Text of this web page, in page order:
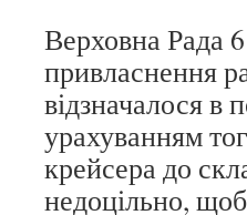
Верховна Рада
привласнення
відзначалося в
урахуванням
крейсера до
недоцільно,